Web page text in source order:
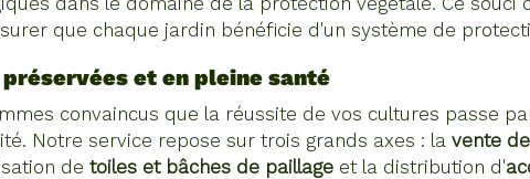
que chaque jardin bénéficie d'un système de
et en pleine santé
convaincus que la réussite de vos cultures passe
Notre service repose sur trois grands axes : lavente
detoiles et bâches de paillage et la distribution d'